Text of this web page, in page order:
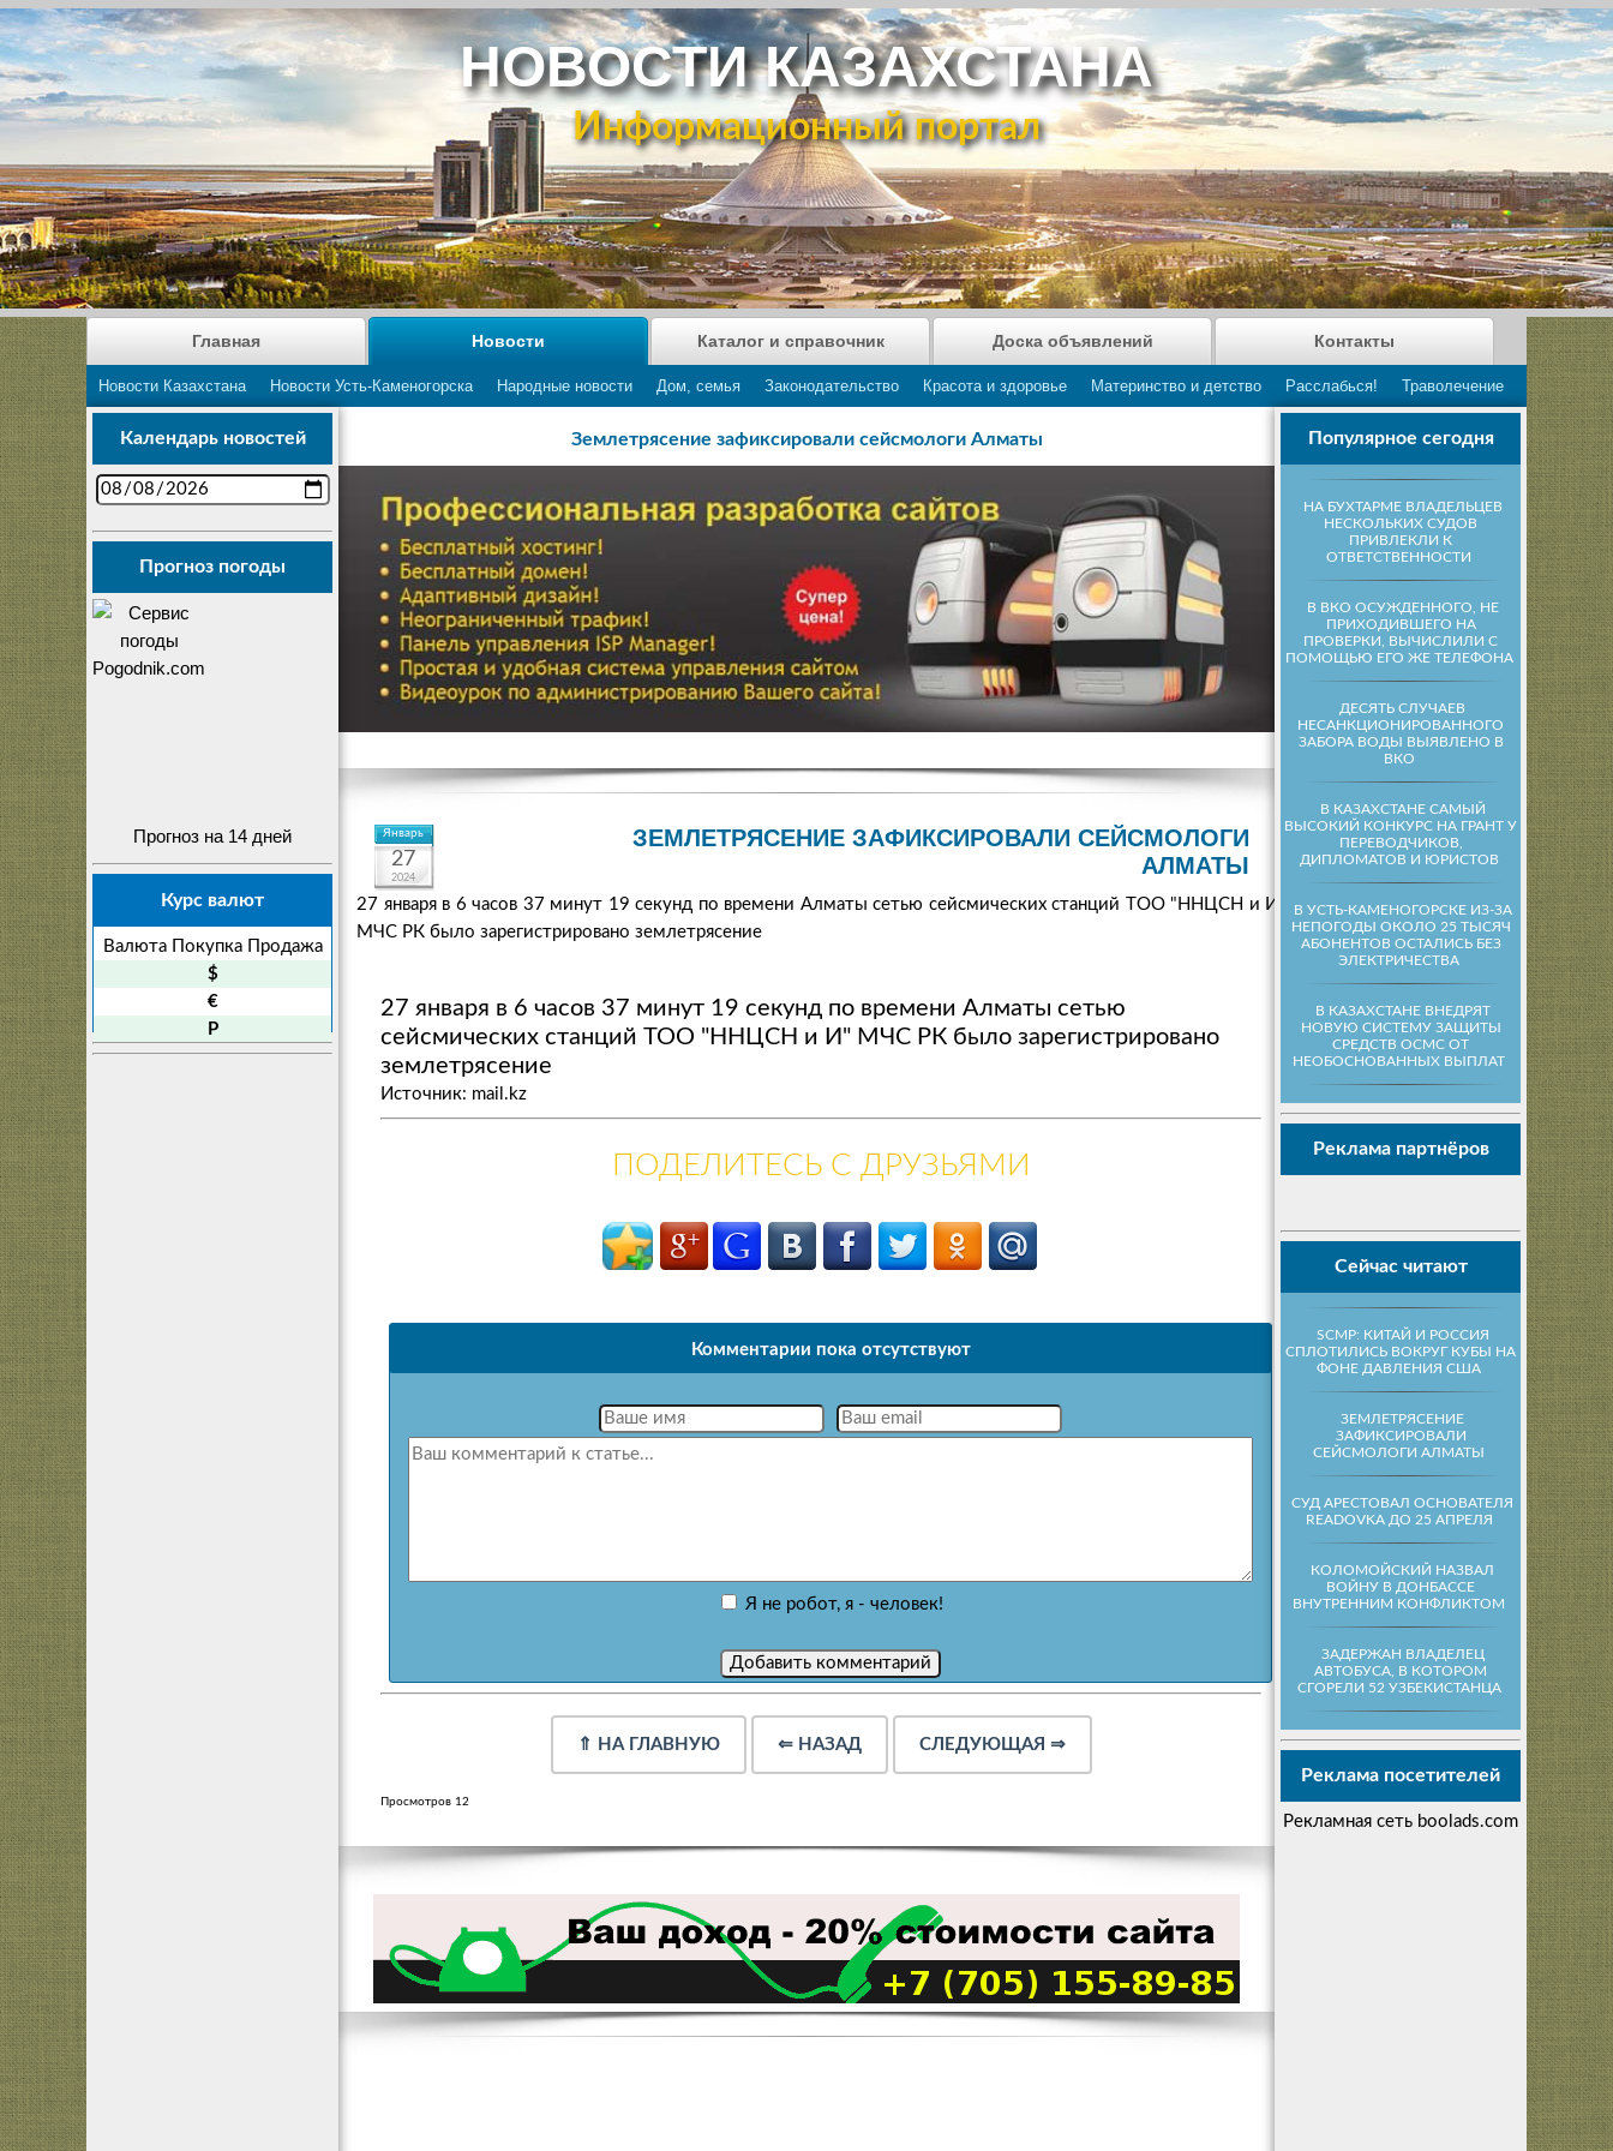
НОВОСТИ КАЗАХСТАНА
Информационный портал
Главная Новости
Новости Казахстана Новости Усть-Каменогорска Народные новости Дом, семья Законодательство Красота и здоровье Материнство и детство Расслабься! Траволечение
Каталог и справочник Доска объявлений Контакты
Популярное сегодня
НА БУХТАРМЕ ВЛАДЕЛЬЦЕВ
НЕСКОЛЬКИХ СУДОВ
ПРИВЛЕКЛИ К
ОТВЕТСТВЕННОСТИ
В ВКО ОСУЖДЕННОГО, НЕ
ПРИХОДИВШЕГО НА
ПРОВЕРКИ, ВЫЧИСЛИЛИ С
ПОМОЩЬЮ ЕГО ЖЕ ТЕЛЕФОНА
ДЕСЯТЬ СЛУЧАЕВ
НЕСАНКЦИОНИРОВАННОГО
ЗАБОРА ВОДЫ ВЫЯВЛЕНО В
ВКО
В КАЗАХСТАНЕ САМЫЙ
ВЫСОКИЙ КОНКУРС НА ГРАНТ У
ПЕРЕВОДЧИКОВ,
ДИПЛОМАТОВ И ЮРИСТОВ
В УСТЬ-КАМЕНОГОРСКЕ ИЗ-ЗА
НЕПОГОДЫ ОКОЛО 25 ТЫСЯЧ
АБОНЕНТОВ ОСТАЛИСЬ БЕЗ
ЭЛЕКТРИЧЕСТВА
В КАЗАХСТАНЕ ВНЕДРЯТ
НОВУЮ СИСТЕМУ ЗАЩИТЫ
СРЕДСТВ ОСМС ОТ
НЕОБОСНОВАННЫХ ВЫПЛАТ
Реклама партнёров
Сейчас читают
SCMP: КИТАЙ И РОССИЯ
СПЛОТИЛИСЬ ВОКРУГ КУБЫ НА
ФОНЕ ДАВЛЕНИЯ США
ЗЕМЛЕТРЯСЕНИЕ
ЗАФИКСИРОВАЛИ
СЕЙСМОЛОГИ АЛМАТЫ
СУД АРЕСТОВАЛ ОСНОВАТЕЛЯ
READOVKA ДО 25 АПРЕЛЯ
КОЛОМОЙСКИЙ НАЗВАЛ
ВОЙНУ В ДОНБАССЕ
ВНУТРЕННИМ КОНФЛИКТОМ
ЗАДЕРЖАН ВЛАДЕЛЕЦ
АВТОБУСА, В КОТОРОМ
СГОРЕЛИ 52 УЗБЕКИСТАНЦА
Реклама посетителей
Рекламная сеть boolads.com
Календарь новостей
Прогноз погоды
Прогноз на 14 дней
Курс валют
Валюта Покупка
Продажа
$
€
P
Землетрясение зафиксировали сейсмологи Алматы
Январь
27
2024
ЗЕМЛЕТРЯСЕНИЕ ЗАФИКСИРОВАЛИ СЕЙСМОЛОГИ
АЛМАТЫ
27 января в 6 часов 37 минут 19 секунд по времени Алматы сетью сейсмических станций ТОО "ННЦСН и И"
МЧС РК было зарегистрировано землетрясение
27 января в 6 часов 37 минут 19 секунд по времени Алматы сетью
сейсмических станций ТОО "ННЦСН и И" МЧС РК было зарегистрировано
землетрясение
Источник: mail.kz
ПОДЕЛИТЕСЬ С ДРУЗЬЯМИ
Комментарии пока отсутствуют
Я не робот, я - человек!
⇑ НА ГЛАВНУЮ ⇐ НАЗАД СЛЕДУЮЩАЯ ⇒
Просмотров 12